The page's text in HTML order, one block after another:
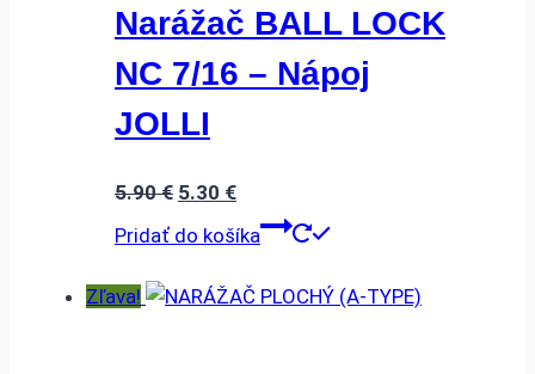
Narážač BALL LOCK
NC 7/16 – Nápoj
JOLLI
5.90€ Pôvodná
cena
5.90 €.
5.30 €Aktuálna
cena
5.30 €.
Pridať do košíka
Zľava!